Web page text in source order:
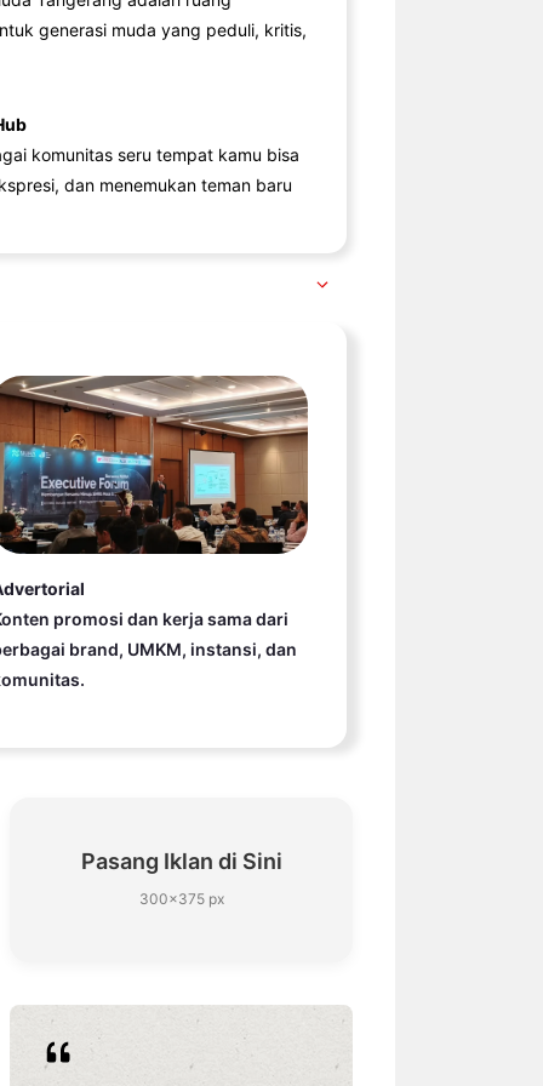
generasi muda yang peduli, kritis,
komunitas seru tempat kamu bisa
dan menemukan teman baru
promosi dan kerja sama dari
brand, UMKM, instansi, dan
Pasang Iklan di Sini
300×375 px